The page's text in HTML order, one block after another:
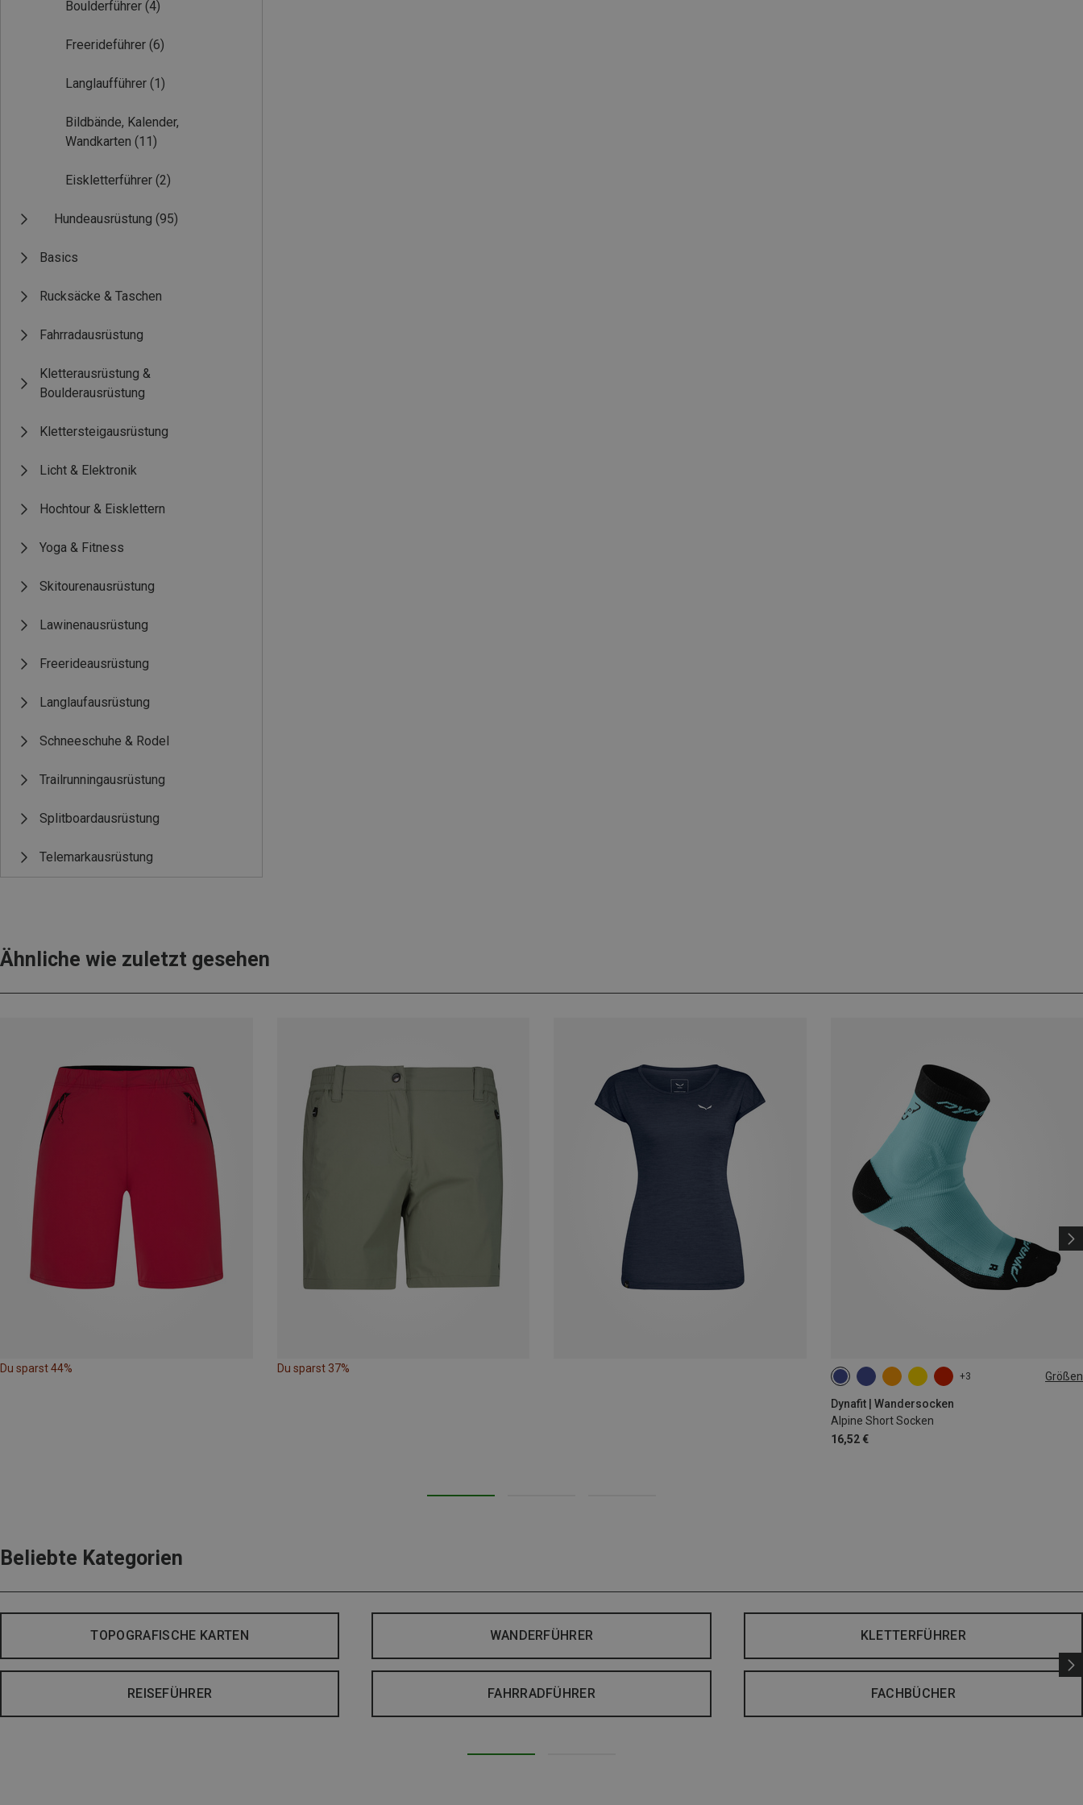
Boulderführer (4)
Freerideführer (6)
Langlaufführer (1)
Bildbände, Kalender,
Wandkarten (11)
Eiskletterführer (2)
Hundeausrüstung (95)
Basics
Rucksäcke & Taschen
Fahrradausrüstung
Kletterausrüstung &
Boulderausrüstung
Klettersteigausrüstung
Licht & Elektronik
Hochtour & Eisklettern
Yoga & Fitness
Skitourenausrüstung
Lawinenausrüstung
Freerideausrüstung
Langlaufausrüstung
Schneeschuhe & Rodel
Trailrunningausrüstung
Splitboardausrüstung
Telemarkausrüstung
Ähnliche wie zuletzt gesehen
Du sparst 44% Du sparst 37%
+3 Größen
Dynafit | Wandersocken
Alpine Short Socken
16,52 €
35|36|37|38 39|40|41|42
Beliebte Kategorien
TOPOGRAFISCHE KARTEN WANDERFÜHRER KLETTERFÜHRER
REISEFÜHRER FAHRRADFÜHRER FACHBÜCHER